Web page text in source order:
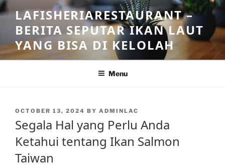
Skip
to
content
LAFISHERIARESTAURANT –
BERITA SEPUTAR IKAN LAUT
YANG BISA DI KELOLAH
Menu
POSTED
OCTOBER 13, 2024 BY ADMINLAC
Segala Hal yang Perlu Anda
Ketahui tentang Ikan Salmon
Taiwan